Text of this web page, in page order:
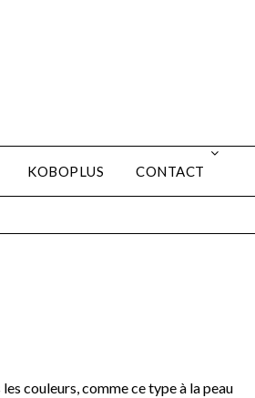
KOBOPLUS CONTACT
couleurs, comme ce type à la peau